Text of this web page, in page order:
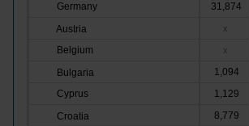
Germany 31,874
Austria
x
Belgium
x
Bulgaria 1,094
Cyprus
1,129
Croatia 8,779